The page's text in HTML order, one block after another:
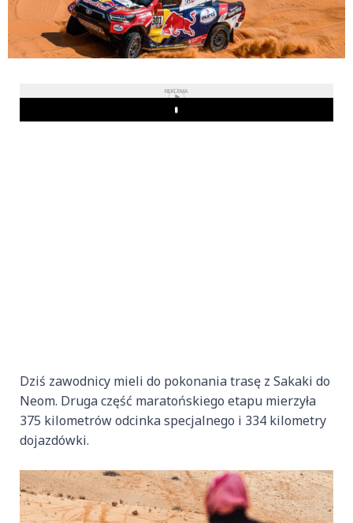
REKLAMA
Play
Dziś zawodnicy mieli do pokonania trasę z Sakaki do
Neom. Druga część maratońskiego etapu mierzyła
375 kilometrów odcinka specjalnego i 334 kilometry
dojazdówki.